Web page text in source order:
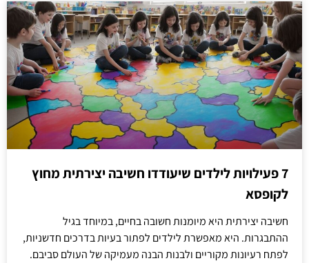
7 פעילויות לילדים שיעודדו חשיבה יצירתית מחוץ
לקופסא
חשיבה יצירתית היא מיומנות חשובה בחיים, במיוחד בגיל
ההתבגרות. היא מאפשרת לילדים לפתור בעיות בדרכים חדשניות,
לפתח רעיונות מקוריים ולבנות הבנה מעמיקה של העולם סביבם.